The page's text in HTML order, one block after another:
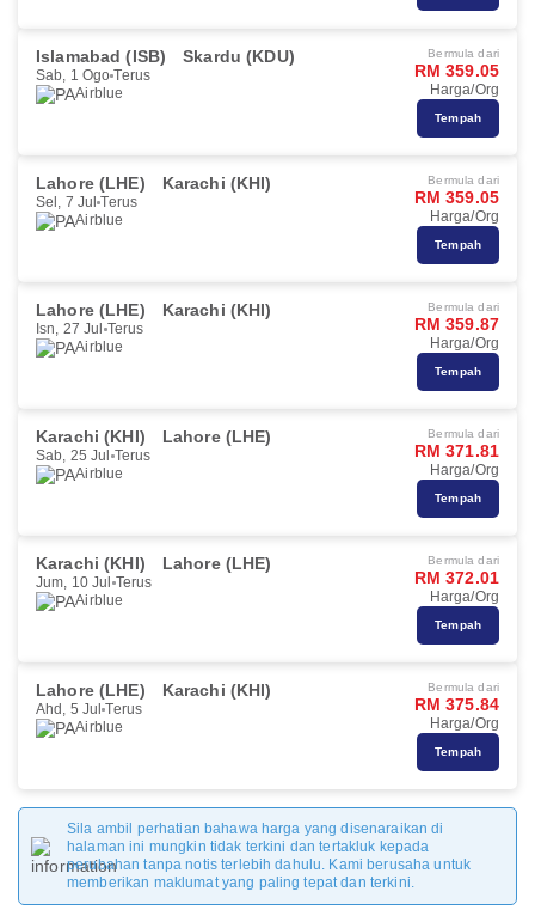
Islamabad (ISB) Skardu (KDU)
Sab, 1 Ogo Terus
Airblue
Bermula dari
RM 359.05
Harga/Org
Tempah
Lahore (LHE) Karachi (KHI)
Sel, 7 Jul Terus
Airblue
Bermula dari
RM 359.05
Harga/Org
Tempah
Lahore (LHE) Karachi (KHI)
Isn, 27 Jul Terus
Airblue
Bermula dari
RM 359.87
Harga/Org
Tempah
Karachi (KHI) Lahore (LHE)
Sab, 25 Jul Terus
Airblue
Bermula dari
RM 371.81
Harga/Org
Tempah
Karachi (KHI) Lahore (LHE)
Jum, 10 Jul Terus
Airblue
Bermula dari
RM 372.01
Harga/Org
Tempah
Lahore (LHE) Karachi (KHI)
Ahd, 5 Jul Terus
Airblue
Bermula dari
RM 375.84
Harga/Org
Tempah
Sila ambil perhatian bahawa harga yang disenaraikan di
halaman ini mungkin tidak terkini dan tertakluk kepada
perubahan tanpa notis terlebih dahulu. Kami berusaha untuk
memberikan maklumat yang paling tepat dan terkini.